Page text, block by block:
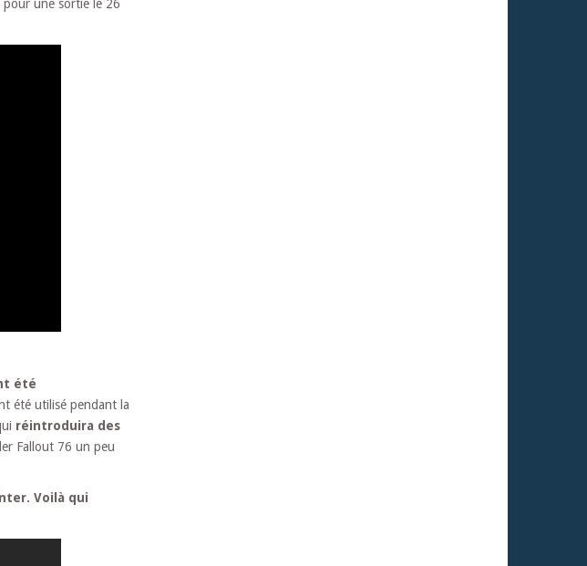
une sortie le 26
été
été utilisé pendant la
réintroduira des
Fallout 76 un peu
Voilà qui